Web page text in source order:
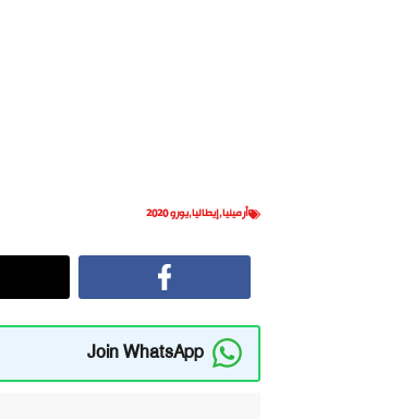
أرمينيا,إيطاليا,يورو 2020
Join WhatsApp